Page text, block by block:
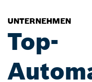
UNTERNEHMEN
Top-